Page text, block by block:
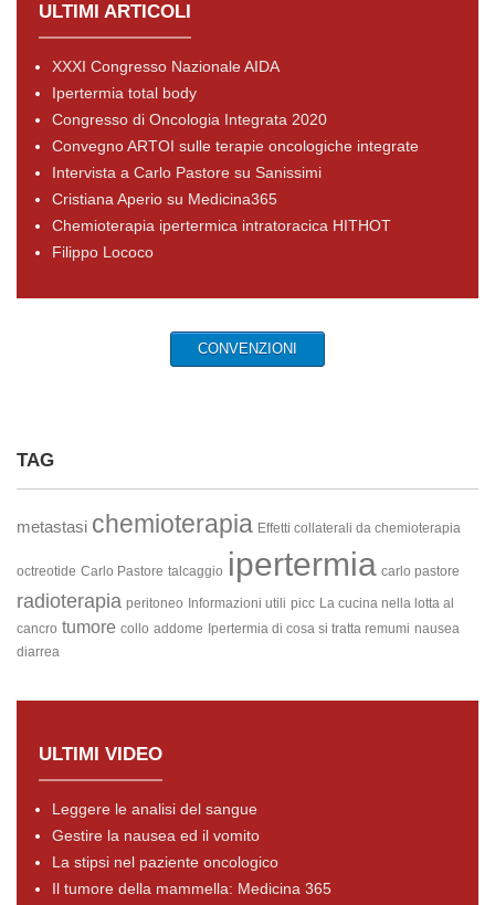
ULTIMI ARTICOLI
XXXI Congresso Nazionale AIDA
Ipertermia total body
Congresso di Oncologia Integrata 2020
Convegno ARTOI sulle terapie oncologiche integrate
Intervista a Carlo Pastore su Sanissimi
Cristiana Aperio su Medicina365
Chemioterapia ipertermica intratoracica HITHOT
Filippo Lococo
CONVENZIONI
TAG
metastasi chemioterapia Effetti collaterali da chemioterapia
octreotide Carlo Pastore talcaggio ipertermia carlo pastore
radioterapia peritoneo Informazioni utili picc La cucina nella lotta al
cancro tumore collo addome Ipertermia di cosa si tratta remumi nausea
diarrea
ULTIMI VIDEO
Leggere le analisi del sangue
Gestire la nausea ed il vomito
La stipsi nel paziente oncologico
Il tumore della mammella: Medicina 365